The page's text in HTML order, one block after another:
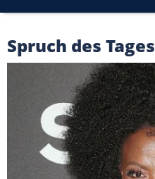
Spruch des Tages